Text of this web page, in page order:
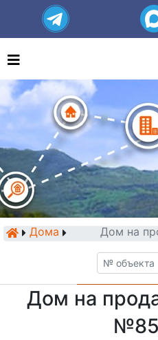
Дома Дом на
Дом на